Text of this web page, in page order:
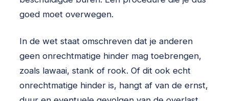
goed moet overwegen.
In de wet staat omschreven dat je anderen
geen onrechtmatige hinder mag toebrengen,
zoals lawaai, stank of rook. Of dit ook echt
onrechtmatige hinder is, hangt af van de ernst,